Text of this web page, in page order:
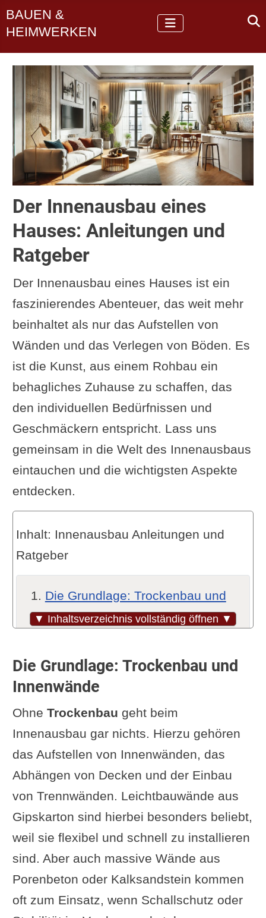
BAUEN &
HEIMWERKEN
Der Innenausbau eines
Hauses: Anleitungen und
Ratgeber
Der Innenausbau eines Hauses ist ein
faszinierendes Abenteuer, das weit mehr
beinhaltet als nur das Aufstellen von
Wänden und das Verlegen von Böden. Es
ist die Kunst, aus einem Rohbau ein
behagliches Zuhause zu schaffen, das
den individuellen Bedürfnissen und
Geschmäckern entspricht. Lass uns
gemeinsam in die Welt des Innenausbaus
eintauchen und die wichtigsten Aspekte
entdecken.
▼ Inhaltsverzeichnis vollständig öffnen ▼
Inhalt: Innenausbau Anleitungen und
Ratgeber
Die Grundlage: Trockenbau und
Innenwände
Der kreative Feinschliff: Wände
und Decken
Ästhetik
Die Wohlfühloase: Badezimmer
Küche: Herzstück des Hauses
Elektrik und Sanitär: Unsichtbare
Helden
Das Finale: Einrichtung und
Dekoration
Artikel
Die Grundlage: Trockenbau und
Innenwände
Ohne Trockenbau geht beim
Innenausbau gar nichts. Hierzu gehören
das Aufstellen von Innenwänden, das
Abhängen von Decken und der Einbau
von Trennwänden. Leichtbauwände aus
Gipskarton sind hierbei besonders beliebt,
weil sie flexibel und schnell zu installieren
sind. Aber auch massive Wände aus
Porenbeton oder Kalksandstein kommen
oft zum Einsatz, wenn Schallschutz oder